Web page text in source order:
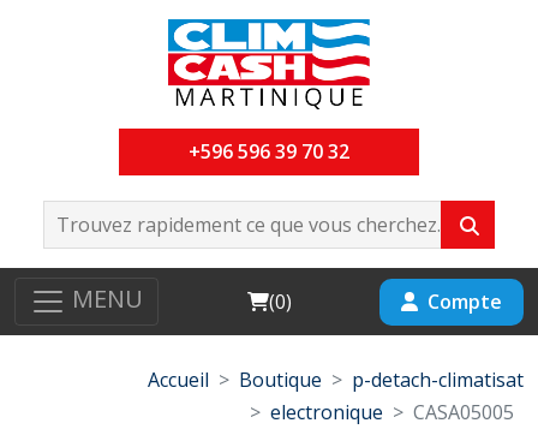
+596 596 39 70 32
MENU Cart
(0) Compte
Accueil Boutique
p-detach-climatisat
electronique
CASA05005